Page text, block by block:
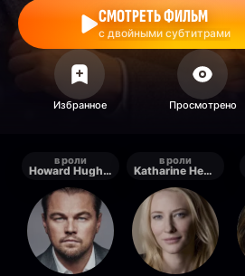
СМОТРЕТЬ ФИЛЬМ
с двойными субтитрами
в роли
Howard Hughes
в роли
Katharine Hepburn